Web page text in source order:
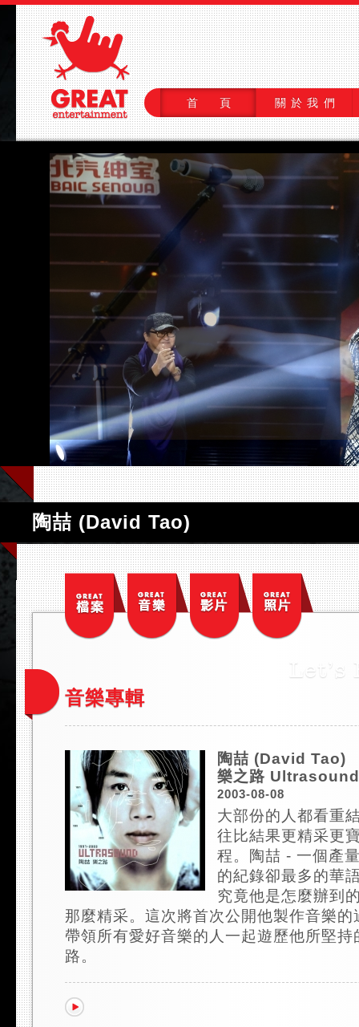
首 頁 關於我們
陶喆 (David Tao)
音樂專輯
陶喆 (David Tao)
樂之路
2003-08-08
大部份的人都看重
往比結果更精采更
程。陶喆 - 一個產
的紀錄卻最多的華
究竟他是怎麼辦到
那麼精采。這次將首次公開他製作音樂
帶領所有愛好音樂的人一起遊歷他所堅持
路。